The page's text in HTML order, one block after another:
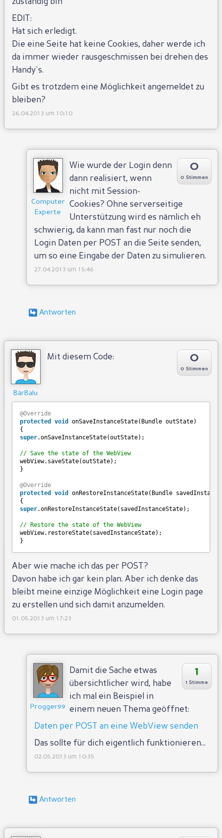
Antworten
zuständig bin
EDIT:
Hat sich erledigt.
Die eine Seite hat keine Cookies, daher werde ich
da immer wieder rausgeschmissen bei drehen des
Handy`s.
Gibt es trotzdem eine Möglichkeit angemeldet zu
bleiben?
26.04.2013 um 10:10
Computer
Experte
0
0 Stimmen
Wie wurde der Login denn
dann realisiert, wenn
nicht mit Session-
Cookies? Ohne serverseitige
Unterstützung wird es nämlich eh
schwierig, da kann man fast nur noch die
Login Daten per POST an die Seite senden,
um so eine Eingabe der Daten zu simulieren.
27.04.2013 um 15:46
BärBalu
0
0 Stimmen
Mit diesem Code:
@Override
protected
void
onSaveInstanceState(Bundle outState)
{
super.onSaveInstanceState(outState);
// Save the state of the WebView
webView.saveState(outState);
}
@Override
protected
void
onRestoreInstanceState(Bundle
{
super.onRestoreInstanceState(savedInstanceState);
// Restore the state of the WebView
webView.restoreState(savedInstanceState);
}
Aber wie mache ich das per POST?
Davon habe ich gar kein plan. Aber ich denke das
bleibt meine einzige Möglichkeit eine Login page
zu erstellen und sich damit anzumelden.
01.05.2013 um 17:23
Progger99
1
1 Stimme
Damit die Sache etwas
übersichtlicher wird, habe
ich mal ein Beispiel in
einem neuen Thema geöffnet:
Daten per POST an eine WebView senden
Das sollte für dich eigentlich funktionieren...
02.05.2013 um 10:35